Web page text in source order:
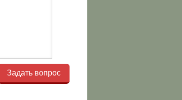
Задать вопрос